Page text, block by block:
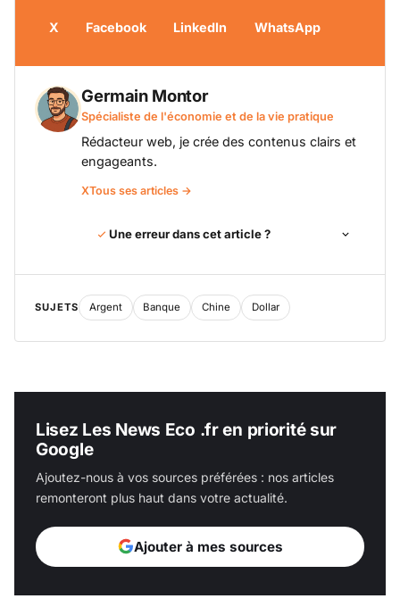
X Facebook LinkedIn WhatsApp
Germain Montor
Spécialiste de l'économie et de la vie pratique
Rédacteur web, je crée des contenus clairs et
engageants.
XTous ses articles →
Une erreur dans cet article ?
SUJETS Argent Banque Chine Dollar
Lisez Les News Eco .fr en priorité sur
Google
Ajoutez-nous à vos sources préférées : nos articles
remonteront plus haut dans votre actualité.
Ajouter à mes sources